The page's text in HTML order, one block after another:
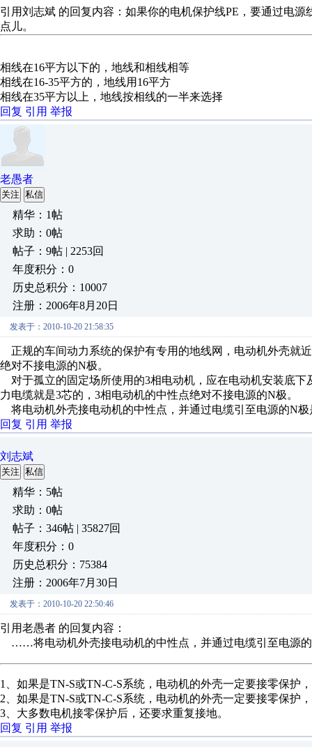
引用刘志斌 的回复内容：如果你的电机保护线PE，要通过电
点儿。
相线在16平方以下的，地线和相线相等
相线在16-35平方的，地线用16平方
相线在35平方以上，地线按相线的一半来选择
回复 引用 举报
老愚者
关注 私信
精华：1帖
求助：0帖
帖子：9帖 | 2253回
年度积分：0
历史总积分：10007
注册：2006年8月20日
发表于：2010-10-20 21:58:35
正规的车间动力系统的保护有专用的地线网，电动机外壳就
绝对不接电源的N极。
对于孤立的固定场所使用的3相电动机，应在电动机安装底
力电缆就是3芯的，3相电动机的中性点绝对不接电源的N极。
将电动机外壳接电动机的中性点，并通过电缆引至电源的N极
回复 引用 举报
刘志斌
关注 私信
精华：5帖
求助：0帖
帖子：346帖 | 35827回
年度积分：0
历史总积分：75384
注册：2006年7月30日
发表于：2010-10-20 22:50:46
引用老愚者 的回复内容：
……将电动机外壳接电动机的中性点，并通过电缆引至电源
1、如果是TN-S或TN-C-S系统，电动机的外壳一定要接零保护
2、如果是TN-S或TN-C-S系统，电动机的外壳一定要接零保护
3、大多数电机接零保护后，还要求重复接地。
回复 引用 举报